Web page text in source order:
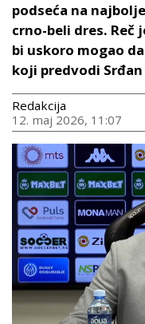
podseća na
crno-beli dres.
bi uskoro mogao
koji predvodi
Redakcija
12. maj 2026, 11:07